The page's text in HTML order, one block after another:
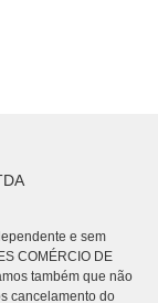
e sem
COMÉRCIO DE
também que não
cancelamento do